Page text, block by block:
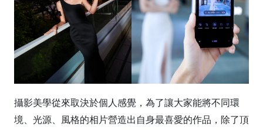
攝影美學從來取決於個人感覺，為了讓大家能將不同環
境、光源、風格的相片營造出自身最喜愛的作品，除了頂